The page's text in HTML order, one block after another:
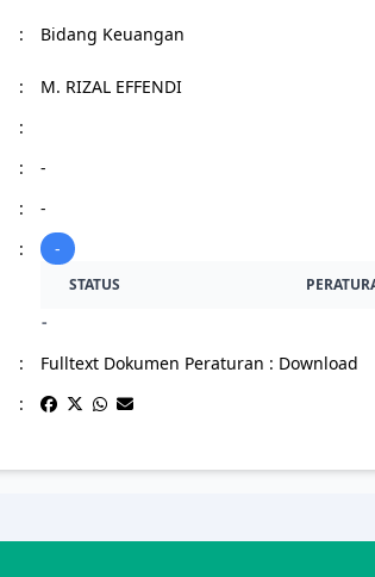
: Bidang Keuangan
:
M. RIZAL EFFENDI
:
:
-
:
-
: -
STATUS
-
: Fulltext Dokumen Peraturan : Download
: